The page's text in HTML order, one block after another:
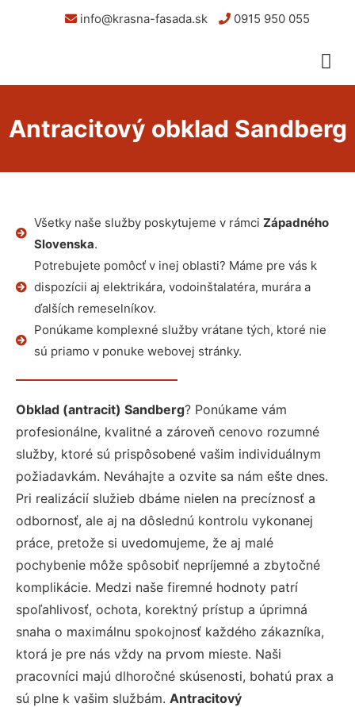
info@krasna-fasada.sk 0915 950 055
Antracitový obklad Sandberg
Všetky naše služby poskytujeme v rámci Západného
Slovenska.
Potrebujete pomôcť v inej oblasti? Máme pre vás k
dispozícii aj elektrikára, vodoinštalatéra, murára a
ďalších remeselníkov.
Ponúkame komplexné služby vrátane tých, ktoré nie
sú priamo v ponuke webovej stránky.
Obklad (antracit) Sandberg? Ponúkame vám
profesionálne, kvalitné a zároveň cenovo rozumné
služby, ktoré sú prispôsobené vašim individuálnym
požiadavkám. Neváhajte a ozvite sa nám ešte dnes.
Pri realizácií služieb dbáme nielen na precíznosť a
odbornosť, ale aj na dôslednú kontrolu vykonanej
práce, pretože si uvedomujeme, že aj malé
pochybenie môže spôsobiť nepríjemné a zbytočné
komplikácie. Medzi naše firemné hodnoty patrí
spoľahlivosť, ochota, korektný prístup a úprimná
snaha o maximálnu spokojnosť každého zákazníka,
ktorá je pre nás vždy na prvom mieste. Naši
pracovníci majú dlhoročné skúsenosti, bohatú prax a
sú plne k vašim službám. Antracitový